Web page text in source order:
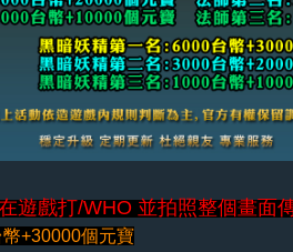
遊戲打/WHO 並拍照整個畫面
+30000個元寶